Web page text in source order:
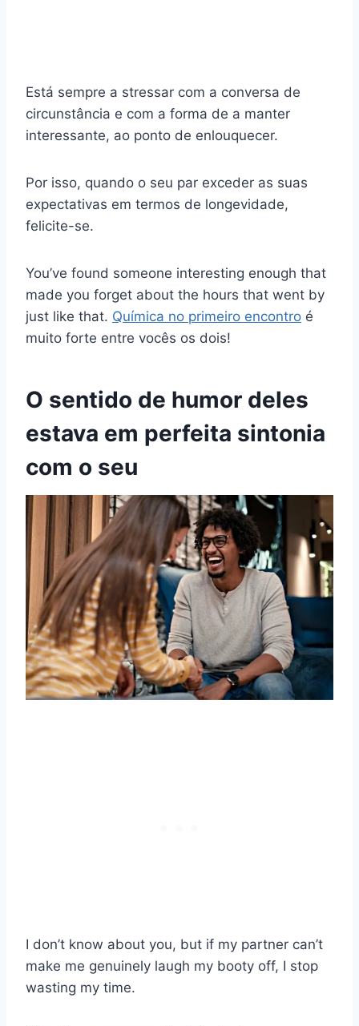
Está sempre a stressar com a conversa de
circunstância e com a forma de a manter
interessante, ao ponto de enlouquecer.
Por isso, quando o seu par exceder as suas
expectativas em termos de longevidade,
felicite-se.
You’ve found someone interesting enough that
made you forget about the hours that went by
just like that. Química no primeiro encontro é
muito forte entre vocês os dois!
O sentido de humor deles
estava em perfeita sintonia
com o seu
I don’t know about you, but if my partner can’t
make me genuinely laugh my booty off, I stop
wasting my time.